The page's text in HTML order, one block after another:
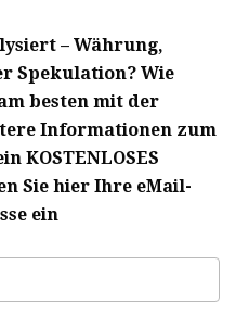
– Währung,
Spekulation? Wie
besten mit der
Informationen zum
KOSTENLOSES
Sie hier Ihre eMail-
ein